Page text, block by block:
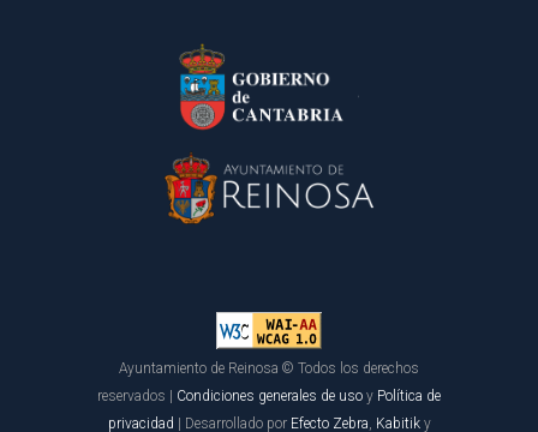
Ayuntamiento de Reinosa © Todos los derechos
reservados | Condiciones generales de uso y Política de
privacidad | Desarrollado por Efecto Zebra, Kabitiky